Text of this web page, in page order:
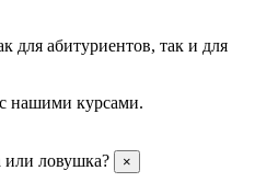
для абитуриентов, так и для
нашими курсами.
×